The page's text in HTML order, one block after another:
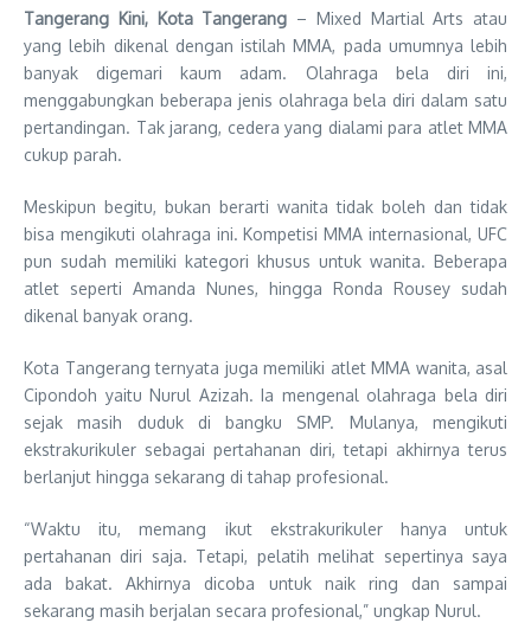
Tangerang Kini, Kota Tangerang – Mixed Martial Arts atau
yang lebih dikenal dengan istilah MMA, pada umumnya lebih
banyak digemari kaum adam. Olahraga bela diri ini,
menggabungkan beberapa jenis olahraga bela diri dalam satu
pertandingan. Tak jarang, cedera yang dialami para atlet MMA
cukup parah.
Meskipun begitu, bukan berarti wanita tidak boleh dan tidak
bisa mengikuti olahraga ini. Kompetisi MMA internasional, UFC
pun sudah memiliki kategori khusus untuk wanita. Beberapa
atlet seperti Amanda Nunes, hingga Ronda Rousey sudah
dikenal banyak orang.
Kota Tangerang ternyata juga memiliki atlet MMA wanita, asal
Cipondoh yaitu Nurul Azizah. Ia mengenal olahraga bela diri
sejak masih duduk di bangku SMP. Mulanya, mengikuti
ekstrakurikuler sebagai pertahanan diri, tetapi akhirnya terus
berlanjut hingga sekarang di tahap profesional.
“Waktu itu, memang ikut ekstrakurikuler hanya untuk
pertahanan diri saja. Tetapi, pelatih melihat sepertinya saya
ada bakat. Akhirnya dicoba untuk naik ring dan sampai
sekarang masih berjalan secara profesional,” ungkap Nurul.